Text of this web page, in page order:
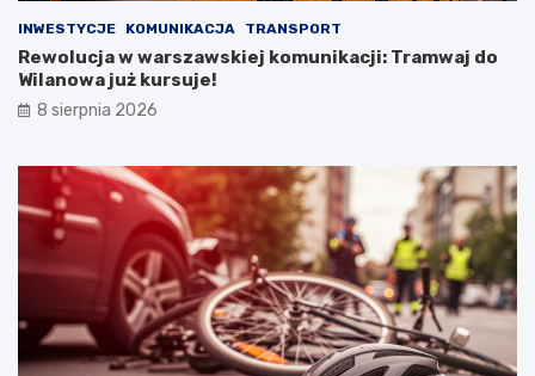
INWESTYCJE KOMUNIKACJA TRANSPORT
Rewolucja w warszawskiej komunikacji: Tramwaj do
Wilanowa już kursuje!
8 sierpnia 2026